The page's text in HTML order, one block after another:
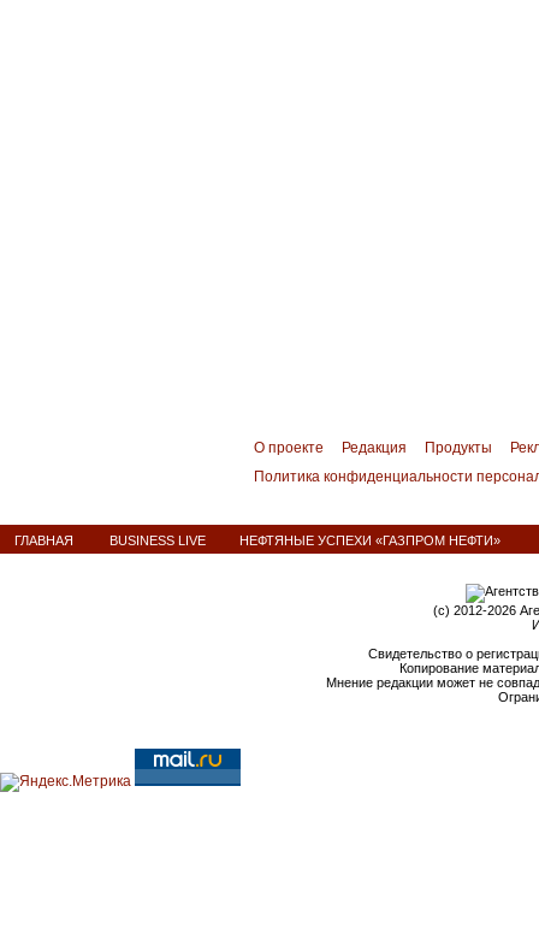
О проекте Редакция Продукты
Политика конфиденциальности
ГЛАВНАЯ BUSINESS LIVE НЕФТЯНЫЕ УСПЕХИ «ГАЗПРОМ НЕФТИ»
(c) 2012-2026
Свидетельство о
Копирование
Мнение редакции может не